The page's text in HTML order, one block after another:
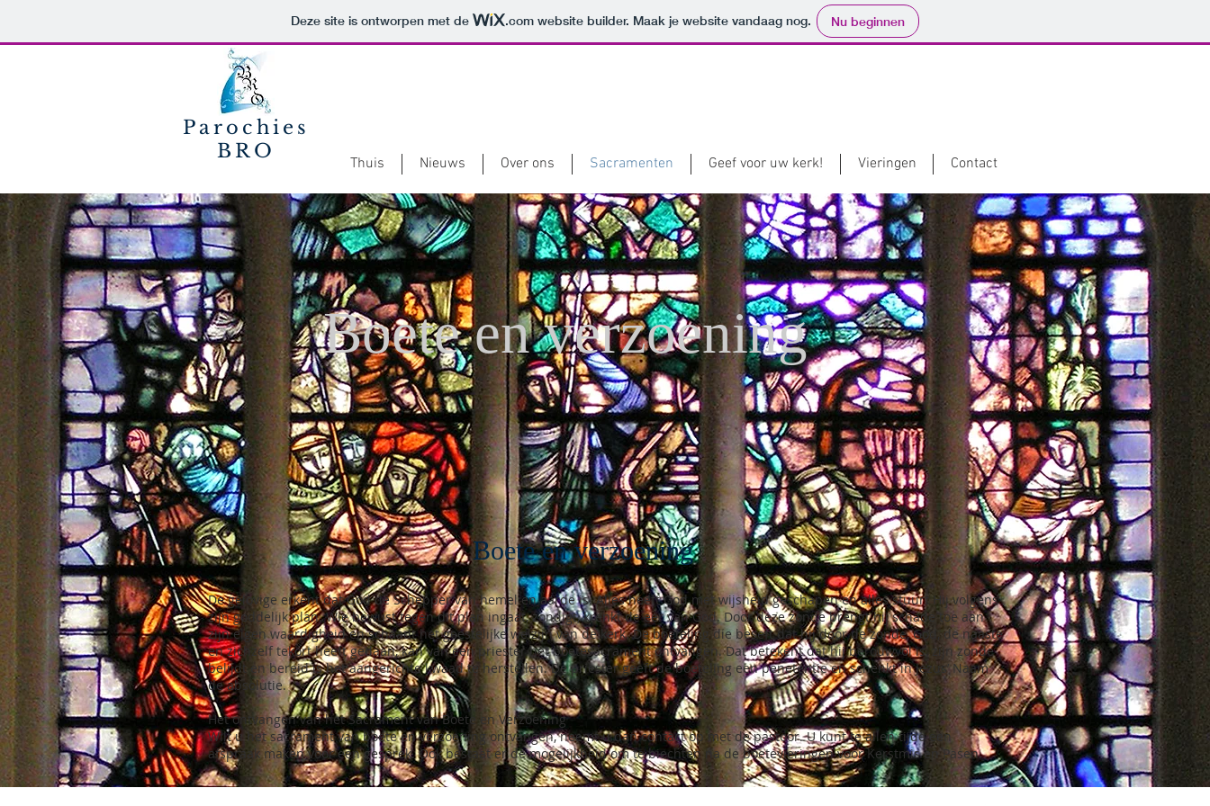
Deze site is ontworpen met de .com website builder. Maak je website vandaag nog. Nu beginnen
Parochies
BRO
Thuis Nieuws Over ons Sacramenten Geef voor uw kerk! Vieringen Contact
Boete en verzoening
De gelovige erkent dat God de Schepper van hemel en aarde is. Alles heeft God met wijsheid geschapen en alles stuurt Hij volgens
zijn goddelijk plan. Wie bewust tegen dit plan ingaat, zondigt, krenkt de eer van God. Door deze zonde brengt hij schade toe aan
zijn eigen waardigheid en schaadt het geestelijke welzijn van de kerk. De boeteling die beseft dat hij door de zonde, God, de naaste
en zichzelf tekort heeft gedaan, kan van een priester het boetesacrament ontvangen. Dat betekent dat hij berouwvol is, zijn zonde
belijdt en bereid is het aangerichte kwaad te herstellen. De priester geeft de boeteling een penetentie en schenkt in Jezus’ Naam
de absolutie.
Het ontvangen van het Sacrament van Boete en Verzoening
Wilt u het sacrament van boete en verzoening ontvangen, neemt u dan contact op met de pastoor. U kunt te allen tijde een
afspraak maken voor een gesprek. Ook bestaat er de mogelijkheid om te biechten na de boetevieringen voor Kerstmis en Pasen.
Boete en verzoening